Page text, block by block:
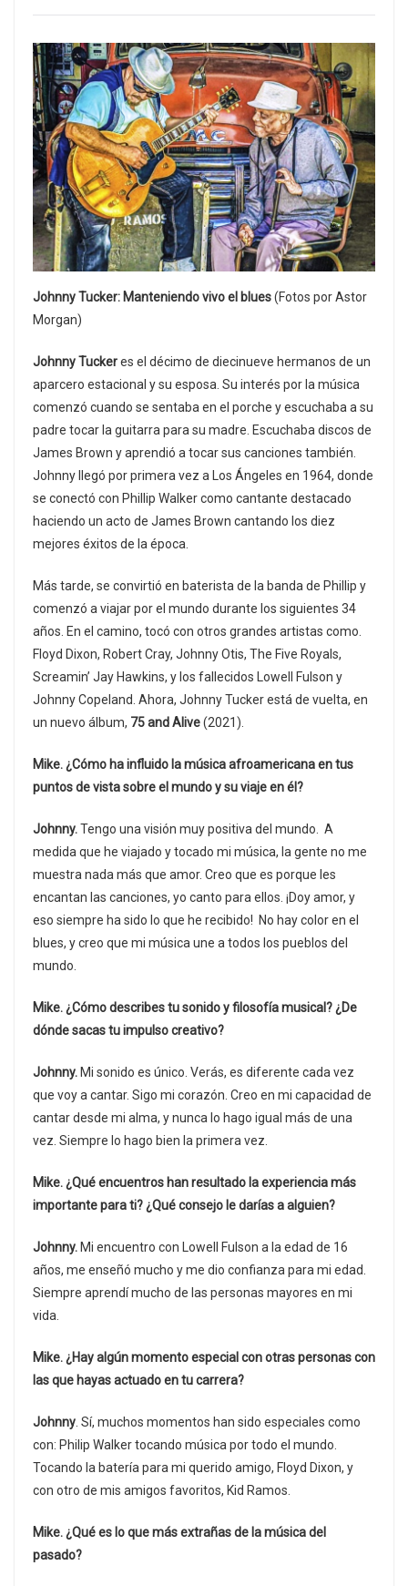
Johnny Tucker: Manteniendo vivo el blues(Fotos por Astor
Morgan)
Johnny Tuckeres el décimo de diecinueve hermanos de un
aparcero estacional y su esposa. Su interés por la música
comenzó cuando se sentaba en el porche y escuchaba a su
padre tocar la guitarra para su madre. Escuchaba discos de
James Brown y aprendió a tocar sus canciones también.
Johnny llegó por primera vez a Los Ángeles en 1964, donde
se conectó con Phillip Walker como cantante destacado
haciendo un acto de James Brown cantando los diez
mejores éxitos de la época.
Más tarde, se convirtió en baterista de la banda de Phillip y
comenzó a viajar por el mundo durante los siguientes 34
años. En el camino, tocó con otros grandes artistas como.
Floyd Dixon, Robert Cray, Johnny Otis, The Five Royals,
Screamin’ Jay Hawkins, y los fallecidos Lowell Fulson y
Johnny Copeland. Ahora, Johnny Tucker está de vuelta, en
un nuevo álbum, 75 and Alive(2021).
Mike. ¿Cómo ha influido la música afroamericana en tus
puntos de vista sobre el mundo y su viaje en él?
Johnny.Tengo una visión muy positiva del mundo. A
medida que he viajado y tocado mi música, la gente no me
muestra nada más que amor. Creo que es porque les
encantan las canciones, yo canto para ellos. ¡Doy amor, y
eso siempre ha sido lo que he recibido! No hay color en el
blues, y creo que mi música une a todos los pueblos del
mundo.
Mike. ¿Cómo describes tu sonido y filosofía musical? ¿De
dónde sacas tu impulso creativo?
Johnny. Mi sonido es único. Verás, es diferente cada vez
que voy a cantar. Sigo mi corazón. Creo en mi capacidad de
cantar desde mi alma, y nunca lo hago igual más de una
vez. Siempre lo hago bien la primera vez.
Mike. ¿Qué encuentros han resultado la experiencia más
importante para ti? ¿Qué consejo le darías a alguien?
Johnny. Mi encuentro con Lowell Fulson a la edad de 16
años, me enseñó mucho y me dio confianza para mi edad.
Siempre aprendí mucho de las personas mayores en mi
vida.
Mike. ¿Hay algún momento especial con otras personas con
las que hayas actuado en tu carrera?
Johnny . Sí, muchos momentos han sido especiales como
con: Philip Walker tocando música por todo el mundo.
Tocando la batería para mi querido amigo, Floyd Dixon, y
con otro de mis amigos favoritos, Kid Ramos.
Mike. ¿Qué es lo que más extrañas de la música del
pasado?